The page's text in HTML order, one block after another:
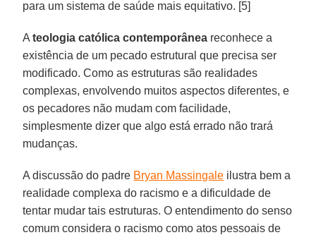
para um sistema de saúde mais equitativo. [5]
Ateologia católica contemporânea reconhece a
existência de um pecado estrutural que precisa ser
modificado. Como as estruturas são realidades
complexas, envolvendo muitos aspectos diferentes, e
os pecadores não mudam com facilidade,
simplesmente dizer que algo está errado não trará
mudanças.
A discussão do padre Bryan Massingale ilustra bem a
realidade complexa do racismo e a dificuldade de
tentar mudar tais estruturas. O entendimento do senso
comum considera o racismo como atos pessoais de